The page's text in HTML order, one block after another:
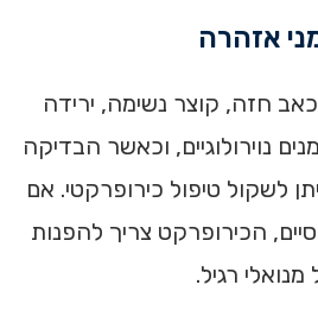
אזהרה
חזה, קוצר נשימה, ירידה
נוירולוגיים, וכאשר הבדיקה
לשקול טיפול כירופרקטי. אם
הכירופרקט צריך להפנות
רגיל.